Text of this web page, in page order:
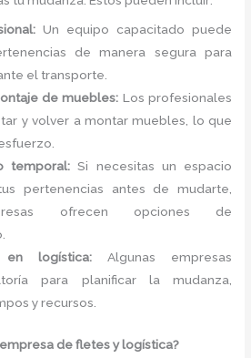
Un equipo capacitado puede
de manera segura para
el transporte.
de muebles: Los profesionales
y volver a montar muebles, lo que
temporal: Si necesitas un espacio
pertenencias antes de mudarte,
ofrecen opciones de
en logística: Algunas empresas
para planificar la mudanza,
y recursos.
de fletes y logística?